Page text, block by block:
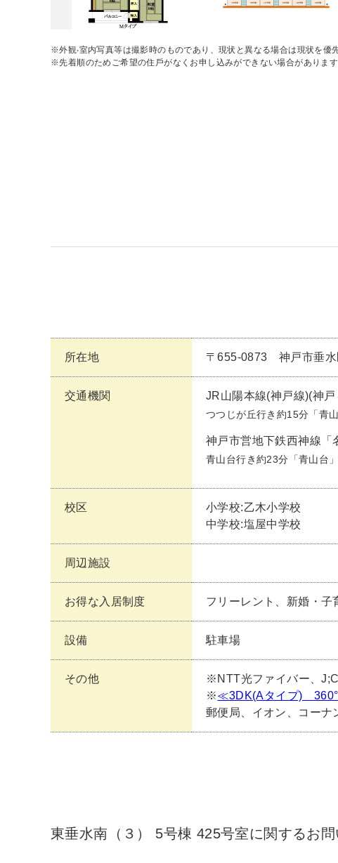
※外観‧室内写真等は撮影時のものであり、現状と異なる場合は現状を優
※先着順のためご希望の住⼾がなくお申し込みができない場合があります
所在地 〒655-0873 神戸市垂水
交通機関 JR山陽本線(神戸線)(神
つつじが丘行き約15分「青
神戸市営地下鉄西神線「
青山台行き約23分「青山台
校区
小学校:乙木小学校
中学校:塩屋中学校
周辺施設
お得な入居制度 フリーレント、新婚・子
設備 駐車場
その他
※NTT光ファイバー、
※≪3DK(Aタイプ) 360°
郵便局、イオン、コーナ
東垂水南（３） 5号棟 425号室に関するお問